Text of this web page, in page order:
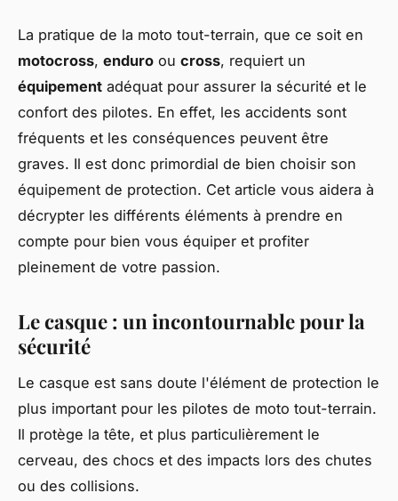
La pratique de la moto tout-terrain, que ce soit en
motocross, enduro ou cross, requiert un
équipement adéquat pour assurer la sécurité et le
confort des pilotes. En effet, les accidents sont
fréquents et les conséquences peuvent être
graves. Il est donc primordial de bien choisir son
équipement de protection. Cet article vous aidera à
décrypter les différents éléments à prendre en
compte pour bien vous équiper et profiter
pleinement de votre passion.
Le casque : un incontournable pour la
sécurité
Le casque est sans doute l'élément de protection le
plus important pour les pilotes de moto tout-terrain.
Il protège la tête, et plus particulièrement le
cerveau, des chocs et des impacts lors des chutes
ou des collisions.